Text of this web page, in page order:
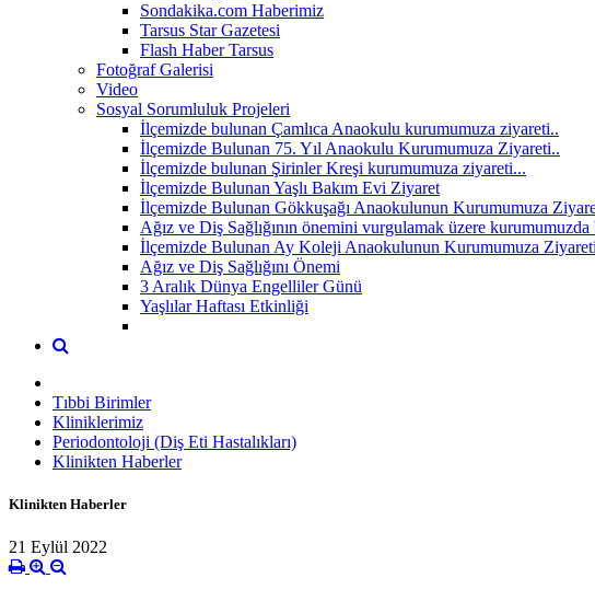
Sondakika.com Haberimiz
Tarsus Star Gazetesi
Flash Haber Tarsus
Fotoğraf Galerisi
Video
Sosyal Sorumluluk Projeleri
İlçemizde bulunan Çamlıca Anaokulu kurumumuza ziyareti..
İlçemizde Bulunan 75. Yıl Anaokulu Kurumumuza Ziyareti..
İlçemizde bulunan Şirinler Kreşi kurumumuza ziyareti...
İlçemizde Bulunan Yaşlı Bakım Evi Ziyaret
İlçemizde Bulunan Gökkuşağı Anaokulunun Kurumumuza
Ağız ve Diş Sağlığının önemini vurgulamak üzere kurumumuzda
İlçemizde Bulunan Ay Koleji Anaokulunun Kurumumuza Ziyareti
Ağız ve Diş Sağlığını Önemi
3 Aralık Dünya Engelliler Günü
Yaşlılar Haftası Etkinliği
Tıbbi Birimler
Kliniklerimiz
Periodontoloji (Diş Eti Hastalıkları)
Klinikten Haberler
Klinikten Haberler
21 Eylül 2022